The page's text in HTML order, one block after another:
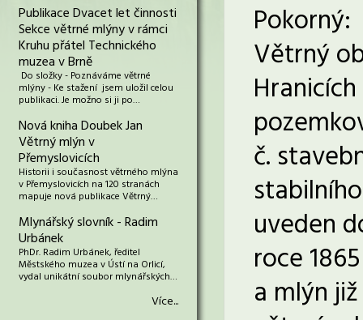
Publikace Dvacet let činnosti
Sekce větrné mlýny v rámci
Kruhu přátel Technického
muzea v Brně
Do složky - Poznáváme větrné
mlýny - Ke stažení jsem uložil celou
publikaci. Je možno si ji po…
Nová kniha Doubek Jan
Větrný mlýn v
Přemyslovicích
Historii i současnost větrného mlýna
v Přemyslovicích na 120 stranách
mapuje nová publikace Větrný…
Mlynářský slovník - Radim
Urbánek
PhDr. Radim Urbánek, ředitel
Městského muzea v Ústí na Orlicí,
vydal unikátní soubor mlynářských…
Více...
Pokorný:
Větrný
č.
uveden
roce
a mlýn